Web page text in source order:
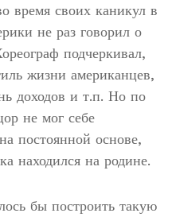
время своих каникул в
не раз говорил о
подчеркивал,
жизни американцев,
доходов и т.п. Но по
не мог себе
постоянной основе,
находился на родине.
бы построить такую